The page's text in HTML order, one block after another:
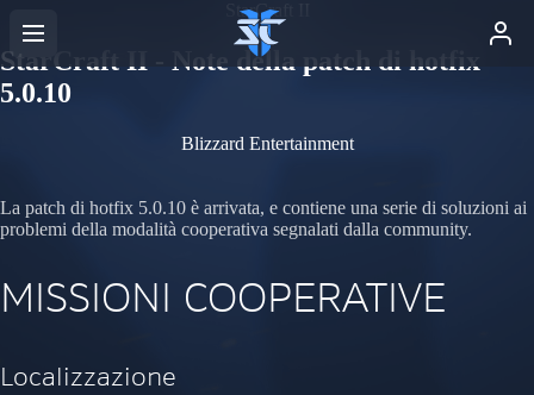
StarCraft II
StarCraft II - Note della patch di hotfix
5.0.10
Blizzard Entertainment
La patch di hotfix 5.0.10 è arrivata, e contiene una serie di soluzioni ai
problemi della modalità cooperativa segnalati dalla community.
MISSIONI COOPERATIVE
Localizzazione